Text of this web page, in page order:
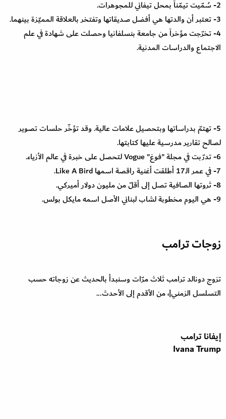
2- سُمّيت تيمّناً بمحل تيفاني للمجوهرات.
3- تعتبر أن والدتها هي أفضل صديقاتها وتفتخر بالعلاقة المميّزة بينهما.
4- تخرّجت مؤخراً من جامعة بنسلفانيا وحصلت على شهادة في علم
الاجتماع والدراسات المدنية.
5- تهتمّ بدراساتها وبتحصيل علامات عالية. وقد تؤخّر حلسات تصوير
لصالح تقارير مدرسية عليها كتابتها.
6- تدرّبت في مجلة "فوغ" Vogue لتحصل على خبرة في عالم الأزياء.
7- في عمر الـ17 أطلقت أغنية راقصة اسمها Like A Bird.
8- ثروتها الصافية تصل إلى أقلّ من مليون دولار أميركي.
9- هي اليوم مخطوبة لشاب لبناني الأصل اسمه مايكل بولس.
زوجات ترامب
تزوج دونالد ترامب ثلاث مرّات وسنبدأ بالحديث عن زوجاته حسب
التسلسل الزمني|، من الأقدم إلى الأحدث...
إيفانا ترامب
Ivana Trump